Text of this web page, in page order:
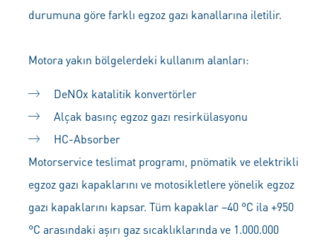
durumuna göre farklı egzoz gazı kanallarına iletilir.
Motora yakın bölgelerdeki kullanım alanları:
DeNOx katalitik konvertörler
Alçak basınç egzoz gazı resirkülasyonu
HC-Absorber
Motorservice teslimat programı, pnömatik ve elektrikli
egzoz gazı kapaklarını ve motosikletlere yönelik egzoz
gazı kapaklarını kapsar. Tüm kapaklar –40 °C ila +950
°C arasındaki aşırı gaz sıcaklıklarında ve 1.000.000